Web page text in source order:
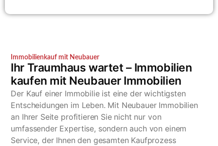
Immobilienkauf mit Neubauer
Ihr Traumhaus wartet – Immobilien
kaufen mit Neubauer Immobilien
Der Kauf einer Immobilie ist eine der wichtigsten
Entscheidungen im Leben. Mit Neubauer Immobilien
an Ihrer Seite profitieren Sie nicht nur von
umfassender Expertise, sondern auch von einem
Service, der Ihnen den gesamten Kaufprozess